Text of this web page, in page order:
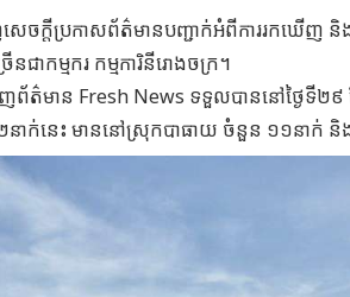
េចក្ដីប្រកាសព័ត៌មានបញ្ជាក់អំពីការរកឃើញ
ជាកម្មករ កម្មការិនីរោងចក្រ។
ព័ត៌មាន Fresh News ទទួលបាននៅថ្ងៃទី២៩
ាក់នេះ មាននៅស្រុកបាធាយ ចំនួន ១១នាក់ និ